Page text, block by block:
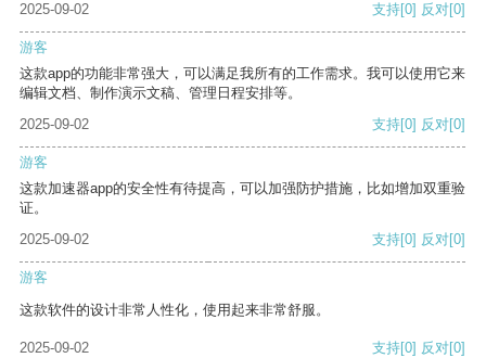
2025-09-02 支持[0] 反对[0]
游客
这款app的功能非常强大，可以满足我所有的工作需求。我可以使用它来
编辑文档、制作演示文稿、管理日程安排等。
2025-09-02
支持[0] 反对[0]
游客
这款加速器app的安全性有待提高，可以加强防护措施，比如增加双重验
证。
2025-09-02
支持[0] 反对[0]
游客
这款软件的设计非常人性化，使用起来非常舒服。
2025-09-02 支持[0] 反对[0]